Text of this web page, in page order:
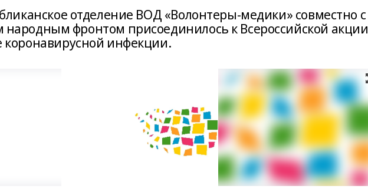
отделение ВОД «Волонтеры-медики» совместно с
фронтом присоединилось к Всероссийской акции
коронавирусной инфекции.